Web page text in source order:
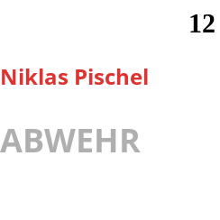
12
Niklas Pischel
ABWEHR